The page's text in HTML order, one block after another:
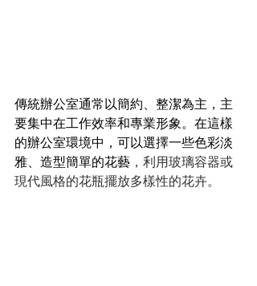
傳統辦公室通常以簡約、整潔為主，主
要集中在工作效率和專業形象。在這樣
的辦公室環境中，可以選擇一些色彩淡
雅、造型簡單的花藝 ，利用玻璃容器或
現代風格的花瓶擺放多樣性的花卉。